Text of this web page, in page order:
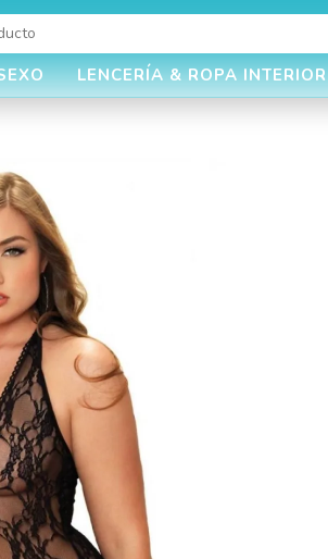
LENCERÍA & ROPA INTERIOR